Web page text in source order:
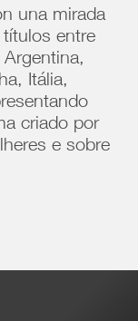
una mirada
entre
Itália,
criado por
e sobre